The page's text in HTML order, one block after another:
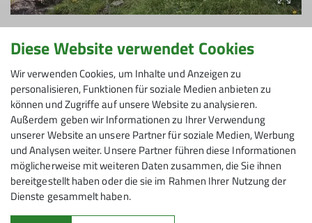
Am 17. Juli 2025 starteten elf Wanderer unter Leitung
von Peter Kühnel am Parkplatz in Elmen. Über einen
steilen, aber einfachen Steig ging es in eineinhalb
Stunden durch Wald und Wiesen hinauf zur Alm.
Diese trägt zu Recht den Beinamen "Balkon des
Lechtals ", hat man doch von hier einen
unvergleichlichen Blick über das mittlere und obere
Lechtal mit seinen steil aufragenden Bergstöcken.
Diese Website verwendet Cookies
Wir verwenden Cookies, um Inhalte und Anzeigen zu
personalisieren, Funktionen für soziale Medien anbieten zu
können und Zugriffe auf unsere Website zu analysieren.
Außerdem geben wir Informationen zu Ihrer Verwendung
unserer Website an unsere Partner für soziale Medien, Werbung
und Analysen weiter. Unsere Partner führen diese Informationen
möglicherweise mit weiteren Daten zusammen, die Sie ihnen
bereitgestellt haben oder die sie im Rahmen Ihrer Nutzung der
Dienste gesammelt haben.